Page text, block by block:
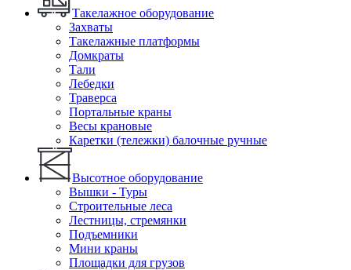
Такелажное оборудование
Захваты
Такелажные платформы
Домкраты
Тали
Лебедки
Траверса
Портальные краны
Весы крановые
Каретки (тележки) балочные ручные
Высотное оборудование
Вышки - Туры
Строительные леса
Лестницы, стремянки
Подъемники
Мини краны
Площадки для грузов